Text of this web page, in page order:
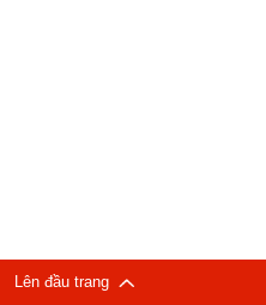
Lên đầu trang